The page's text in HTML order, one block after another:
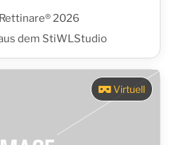
2026
dem StiWLStudio
Virtuell